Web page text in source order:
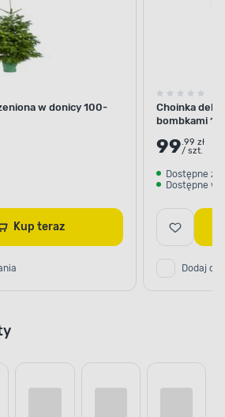
w donicy 100-
Kup teraz
Choinka
bombkami
99.99 zł
/ szt.
Dostępne z
Dostępne w
Dodaj do